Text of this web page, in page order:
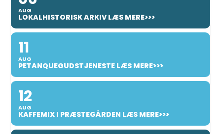
AUG
LOKALHISTORISK ARKIV LÆS MERE>>>
11
AUG
PETANQUEGUDSTJENESTE LÆS MERE>>>
12
AUG
KAFFEMIX I PRÆSTEGÅRDEN LÆS MERE>>>